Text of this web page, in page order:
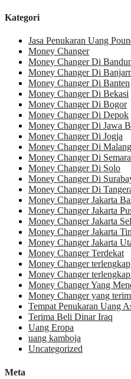
Kategori
Jasa Penukaran Uang
Money Changer
Money Changer Di
Money Changer Di
Money Changer Di Banten
Money Changer Di Bekasi
Money Changer Di Bogor
Money Changer Di Depok
Money Changer Di Jawa
Money Changer Di Jogja
Money Changer Di Malang
Money Changer Di
Money Changer Di Solo
Money Changer Di
Money Changer Di
Money Changer Jakarta
Money Changer Jakarta
Money Changer Jakarta
Money Changer Jakarta
Money Changer Jakarta
Money Changer Terdekat
Money Changer terlengkap
Money Changer
Money Changer Yang
Money Changer yang
Tempat Penukaran Uang
Terima Beli Dinar Iraq
Uang Eropa
uang kamboja
Uncategorized
Meta